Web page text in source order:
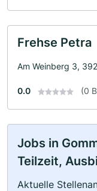
Frehse Petra
Am Weinberg 3,
0.0 (0
Jobs in
Teilzeit,
Aktuelle